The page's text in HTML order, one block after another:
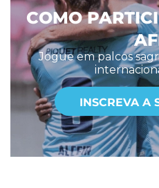
COMO
Jogue em palcos
INSCREVA A